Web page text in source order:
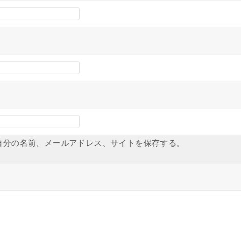
の名前、メールアドレス、サイトを保存する。